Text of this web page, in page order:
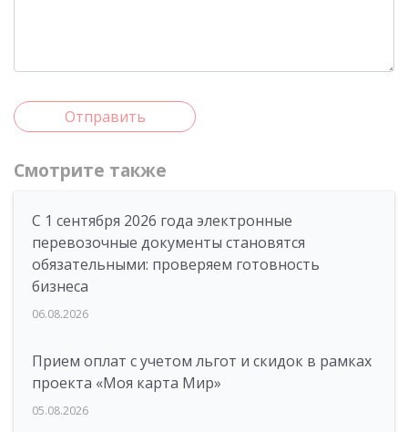
Отправить
Смотрите также
С 1 сентября 2026 года электронные
перевозочные документы становятся
обязательными: проверяем готовность
бизнеса
06.08.2026
Прием оплат с учетом льгот и скидок в рамках
проекта «Моя карта Мир»
05.08.2026